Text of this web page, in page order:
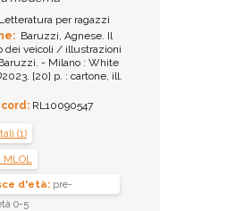
Letteratura per ragazzi
Baruzzi, Agnese. Il
dei veicoli / illustrazioni
- Milano : White
[20] p. : cartone, ill.
RL10090547
(1)
MLOL
d'età:pre-
0-5